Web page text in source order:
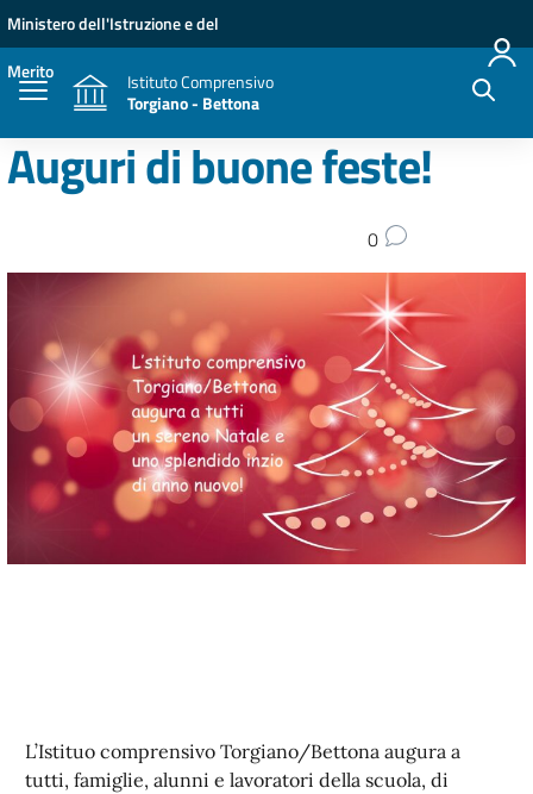
Vai ai contenuti
Vai al menu di navigazione
Vai al footer
Ministero dell'Istruzione e del
Merito
Istituto Comprensivo
Torgiano - Bettona
Auguri di buone feste!
0
L’Istituo comprensivo Torgiano/Bettona augura a
tutti, famiglie, alunni e lavoratori della scuola, di